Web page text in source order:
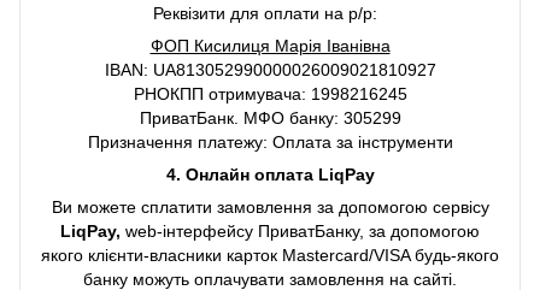
Реквізити для оплати на р/р:
ФОП Кисилиця Марія Іванівна
IBAN: UA813052990000026009021810927
РНОКПП отримувача: 1998216245
ПриватБанк. МФО банку: 305299
Призначення платежу: Оплата за інструменти
4. Онлайн оплата LiqPay
Ви можете сплатити замовлення за допомогою сервісу
LiqPay, web-інтерфейсу ПриватБанку, за допомогою
якого клієнти-власники карток Mastercard/VISA будь-якого
банку можуть оплачувати замовлення на сайті.